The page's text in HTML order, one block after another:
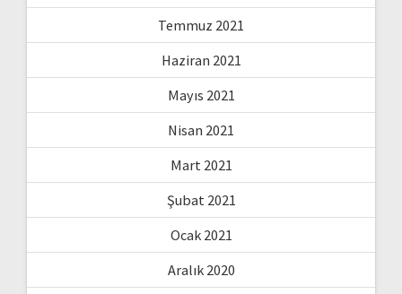
Temmuz 2021
Haziran 2021
Mayıs 2021
Nisan 2021
Mart 2021
Şubat 2021
Ocak 2021
Aralık 2020